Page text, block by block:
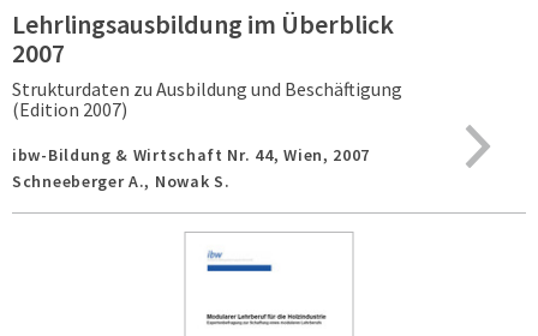
Lehrlingsausbildung im Überblick
2007
Strukturdaten zu Ausbildung und Beschäftigung
(Edition 2007)
ibw-Bildung & Wirtschaft Nr. 44,Wien, 2007
Schneeberger A., Nowak S.